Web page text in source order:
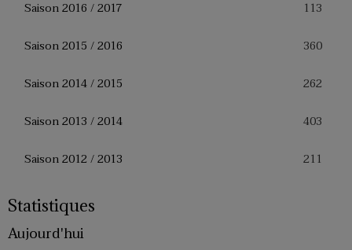
Saison 2016 / 2017 113
Saison 2015 / 2016 360
Saison 2014 / 2015 262
Saison 2013 / 2014 403
Saison 2012 / 2013 211
Statistiques
Aujourd'hui